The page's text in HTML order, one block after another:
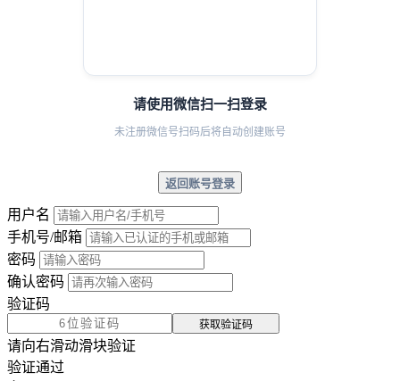
请使用微信扫一扫登录
未注册微信号扫码后将自动创建账号
返回账号登录
用户名
手机号/邮箱
密码
确认密码
验证码
获取验证码
请向右滑动滑块验证
验证通过